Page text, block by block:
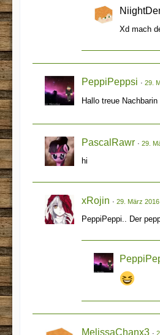
Xd mach
PeppiPeppsi 29.
Hallo treue
PascalRawr 29.
hi
xRojin 29. März 2016
PeppiPeppi.. Der
MelissaChanx3